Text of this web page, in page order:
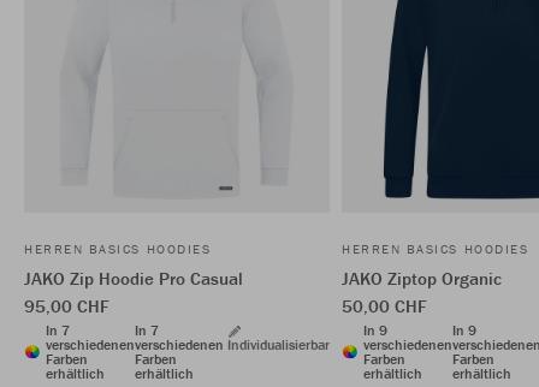
HERREN BASICS HOODIES
JAKO Zip Hoodie Pro Casual
95,00 CHF
In 7
verschiedenen
Farben
erhältlich
In 7
verschiedenen
Farben
erhältlich
Individualisierbar
HERREN BASICS HOODIES
JAKO Ziptop Organic
50,00 CHF
In 9
verschiedenen
Farben
erhältlich
In 9
Farben
erhältlich